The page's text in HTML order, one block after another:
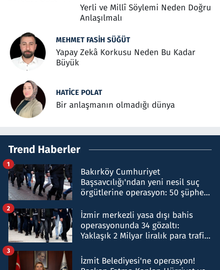
Yerli ve Millî Söylemi Neden Doğru
Anlaşılmalı
MEHMET FASIH SÜĞÜT
Yapay Zekâ Korkusu Neden Bu Kadar
Büyük
HATICE POLAT
Bir anlaşmanın olmadığı dünya
Trend Haberler
Bakırköy Cumhuriyet
Başsavcılığı'ndan yeni nesil suç
örgütlerine operasyon: 50 şüpheli
1
İzmir merkezli yasa dışı bahis
operasyonunda 34 gözaltı:
Yaklaşık 2 Milyar liralık para trafiği
2
İzmit Belediyesi'ne operasyon!
3